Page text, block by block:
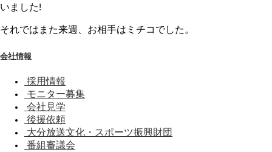
いました!
それではまた来週、お相手はミチコでした。
会社情報
採用情報
モニター募集
会社見学
後援依頼
大分放送文化・スポーツ振興財団
番組審議会